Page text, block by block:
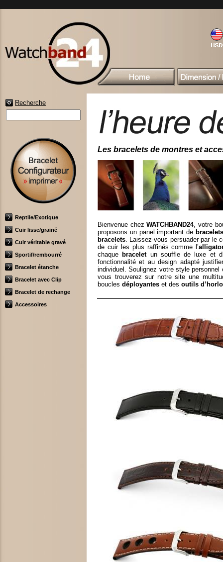
Recherche
Reptile/Exotique
Cuir lisse/grainé
Cuir véritable gravé
Sportif/rembourré
Bracelet étanche
Bracelet avec Clip
Bracelet de rechange
Accessoires
Les bracelets de montres et
Bienvenue chezWATCHBAND24, votre
proposons un panel important de
bracelets. Laissez-vous persuader par le
de cuir les plus raffinés comme l’
chaque braceletun souffle de luxe et
fonctionnalité et au design adapté
individuel. Soulignez votre style
vous trouverez sur notre site une
boucles déployantes et des outils